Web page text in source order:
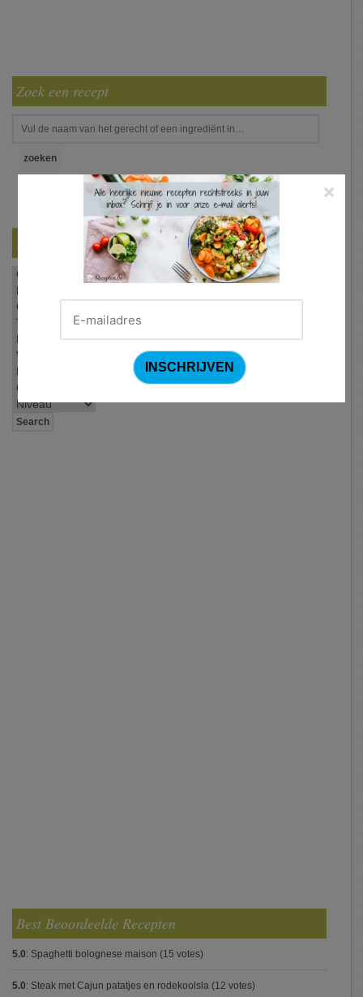
Zoek een recept
Filter
Best Beoordeelde Recepten
5.0: Spaghetti bolognese maison (15 votes)
5.0: Steak met Cajun patatjes en rodekoolsla (12 votes)
×